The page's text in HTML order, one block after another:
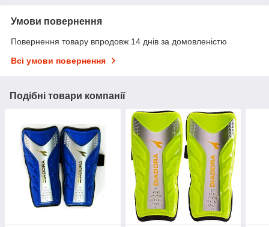
Умови повернення
Повернення товару впродовж 14 днів за домовленістю
Всі умови повернення
Подібні товари компанії